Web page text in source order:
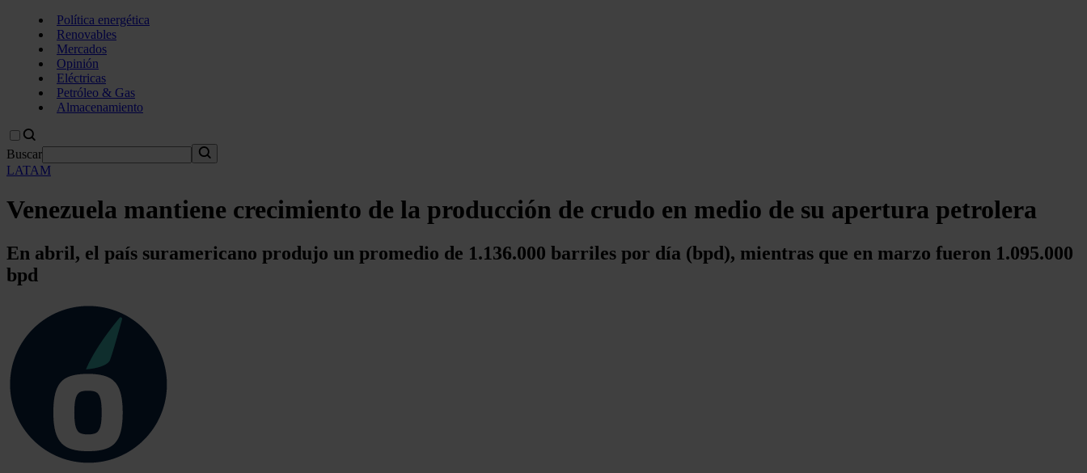
Política energética
Renovables
Mercados
Opinión
Eléctricas
Petróleo & Gas
Almacenamiento
Buscar
LATAM
Venezuela mantiene crecimiento de la producción de crudo en medio de su apertura petrolera
En abril, el país suramericano produjo un promedio de 1.136.000 barriles por día (bpd), mientras que en marzo fueron 1.095.000
bpd